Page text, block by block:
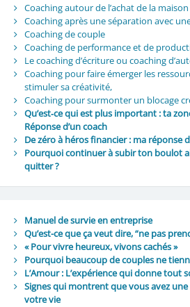
Coaching autour de l’achat de la
Coaching après une séparation avec
Coaching de couple
Coaching de performance et de
Le coaching d’écriture ou coaching
Coaching pour faire émerger les
stimuler sa créativité,
Coaching pour surmonter un blocage
Qu’est‑ce qui est plus important : ta
Réponse d’un coach
De zéro à héros financier : ma réponse
Pourquoi continuer à subir ton boulot
quitter ?
Manuel de survie en entreprise
Qu’est-ce que ça veut dire, “ne pas
« Pour vivre heureux, vivons cachés »
Pourquoi beaucoup de couples ne
L’Amour : L’expérience qui donne tout
Signes qui montrent que vous avez
votre vie